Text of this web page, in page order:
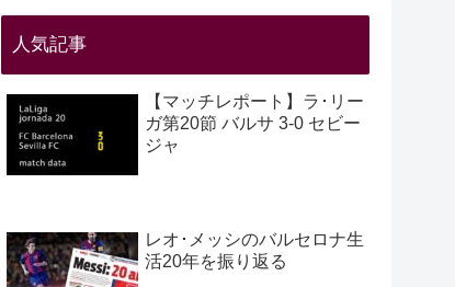
人気記事
【マッチレポート】ラ･リー
ガ第20節 バルサ 3-0 セビー
ジャ
レオ･メッシのバルセロナ生
活20年を振り返る